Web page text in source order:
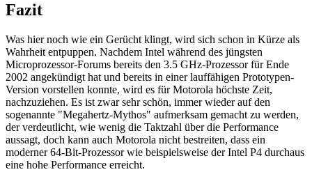
Fazit
Was hier noch wie ein Gerücht klingt, wird sich schon in Kürze als
Wahrheit entpuppen. Nachdem Intel während des jüngsten
Microprozessor-Forums bereits den 3.5 GHz-Prozessor für Ende
2002 angekündigt hat und bereits in einer lauffähigen Prototypen-
Version vorstellen konnte, wird es für Motorola höchste Zeit,
nachzuziehen. Es ist zwar sehr schön, immer wieder auf den
sogenannte "Megahertz-Mythos" aufmerksam gemacht zu werden,
der verdeutlicht, wie wenig die Taktzahl über die Performance
aussagt, doch kann auch Motorola nicht bestreiten, dass ein
moderner 64-Bit-Prozessor wie beispielsweise der Intel P4 durchaus
eine hohe Performance erreicht.